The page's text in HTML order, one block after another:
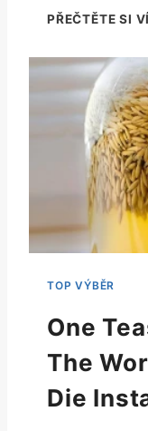
One
The
Die